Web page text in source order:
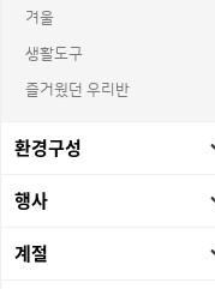
겨울
생활도구
즐거웠던 우리반
환경구성
행사
계절